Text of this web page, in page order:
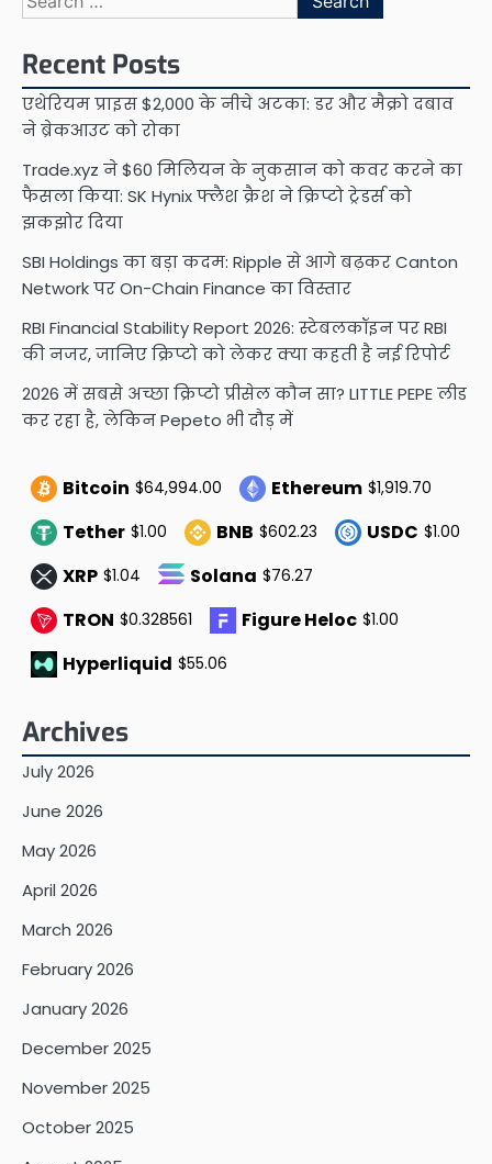
for:
Recent Posts
एथेरियम प्राइस $2,000 के नीचे अटका: डर और मैक्रो दबाव
ने ब्रेकआउट को रोका
Trade.xyz ने $60 मिलियन के नुकसान को कवर करने का
फैसला किया: SK Hynix फ्लैश क्रैश ने क्रिप्टो ट्रेडर्स को
झकझोर दिया
SBI Holdings का बड़ा कदम: Ripple से आगे बढ़कर Canton
Network पर On-Chain Finance का विस्तार
RBI Financial Stability Report 2026: स्टेबलकॉइन पर RBI
की नजर, जानिए क्रिप्टो को लेकर क्या कहती है नई रिपोर्ट
2026 में सबसे अच्छा क्रिप्टो प्रीसेल कौन सा? LITTLE PEPE लीड
कर रहा है, लेकिन Pepeto भी दौड़ में
Bitcoin $64,994.00 Ethereum $1,919.70
Tether $1.00 BNB $602.23 USDC $1.00
XRP $1.04 Solana $76.27
TRON $0.328561 Figure Heloc $1.00
Hyperliquid $55.06
Archives
July 2026
June 2026
May 2026
April 2026
March 2026
February 2026
January 2026
December 2025
November 2025
October 2025